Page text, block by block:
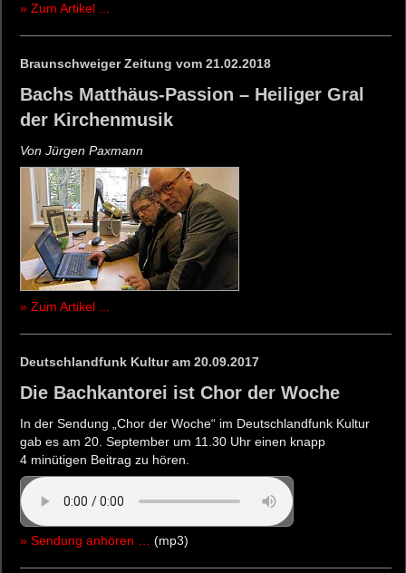
» Zum Artikel ...
Braunschweiger Zeitung vom 21.02.2018
Bachs Matthäus-Passion – Heiliger Gral
der Kirchenmusik
Von Jürgen Paxmann
» Zum Artikel ...
Deutschlandfunk Kultur am 20.09.2017
Die Bachkantorei ist Chor der Woche
In der Sendung „Chor der Woche“ im Deutschlandfunk Kultur
gab es am 20. September um 11.30 Uhr einen knapp
4 minütigen Beitrag zu hören.
» Sendung anhören … (mp3)